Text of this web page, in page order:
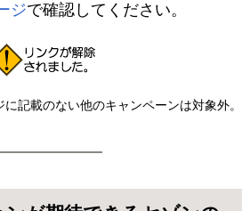
ジで確認してください。
記載のない他のキャンペーンは対象外。